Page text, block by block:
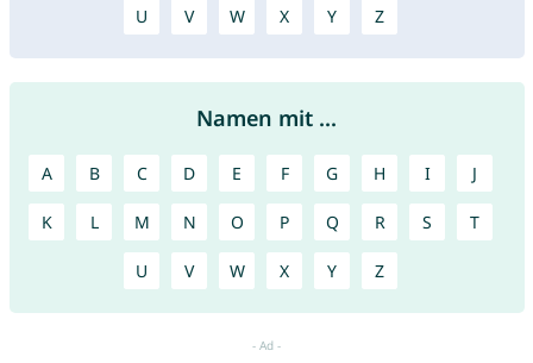
U V W X Y Z
Namen mit ...
A B C D E F G H I J
K L M N O P Q R S T
U V W X Y Z